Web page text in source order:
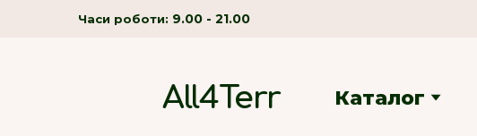
Часи роботи: 9.00 - 21.00
All4Terr Каталог